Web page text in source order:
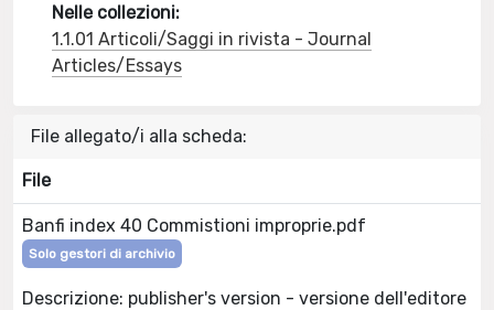
Nelle collezioni:
1.1.01 Articoli/Saggi in rivista - Journal
Articles/Essays
File allegato/i alla scheda:
File
Banfi index 40 Commistioni improprie.pdf
Solo gestori di archivio
Descrizione: publisher's version - versione dell'editore